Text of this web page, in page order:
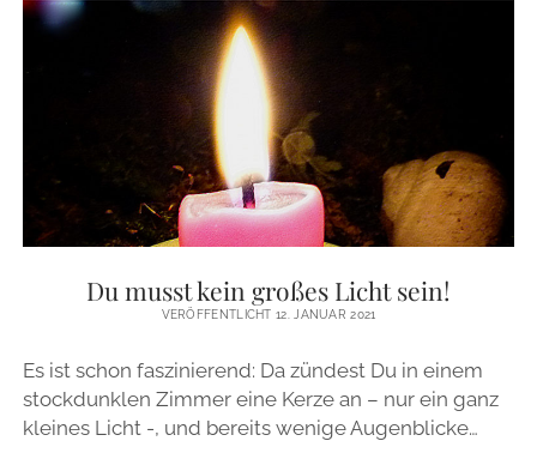
PREDIGT
Du musst kein großes Licht sein!
VERÖFFENTLICHT 12. JANUAR 2021
Es ist schon faszinierend: Da zündest Du in einem
stockdunklen Zimmer eine Kerze an – nur ein ganz
kleines Licht -, und bereits wenige Augenblicke…